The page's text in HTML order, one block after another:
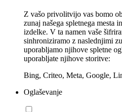
Z vašo privolitvijo vas bomo
zunaj našega spletnega mesta
izdelke. V ta namen vaše
sinhroniziramo z naslednjimi
uporabljamo njihove spletne
uporabljate njihove storitve:
Bing, Criteo, Meta, Google,
Oglaševanje